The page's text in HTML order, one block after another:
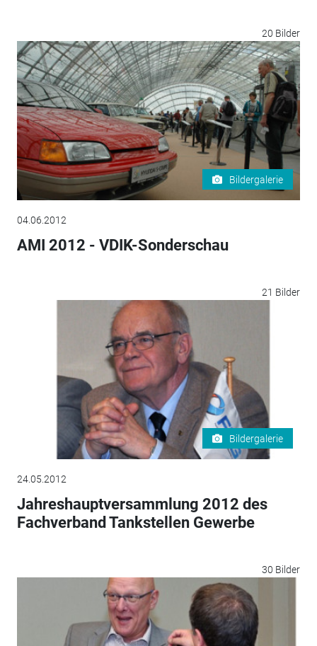
20 Bilder
Bildergalerie
04.06.2012
AMI 2012 - VDIK-Sonderschau
21 Bilder
Bildergalerie
24.05.2012
Jahreshauptversammlung 2012 des
Fachverband Tankstellen Gewerbe
30 Bilder